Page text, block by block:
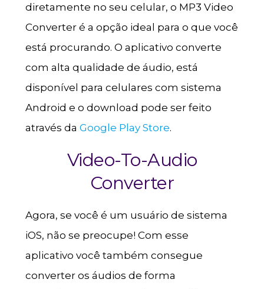
diretamente no seu celular, o MP3 Video
Converter é a opção ideal para o que você
está procurando. O aplicativo converte
com alta qualidade de áudio, está
disponível para celulares com sistema
Android e o download pode ser feito
através da Google Play Store.
Video-To-Audio
Converter
Agora, se você é um usuário de sistema
iOS, não se preocupe! Com esse
aplicativo você também consegue
converter os áudios de forma